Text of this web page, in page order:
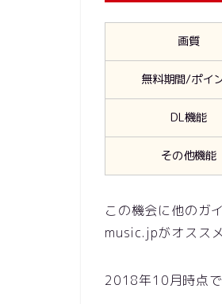
画質
無料期間/ポイ
DL機能
その他機能
この機会に他のガ
music.jpがオススメ
2018年10月時点で